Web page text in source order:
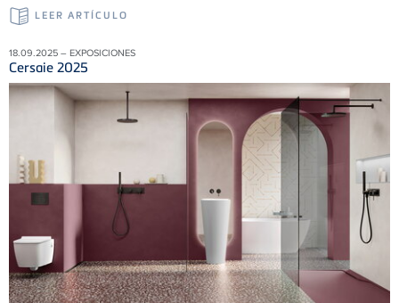
LEER ARTÍCULO
18.09.2025 – EXPOSICIONES
Cersaie 2025